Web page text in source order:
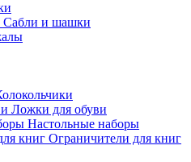
Сабли и шашки
Ложки для обуви
Настольные наборы
Ограничители для книг